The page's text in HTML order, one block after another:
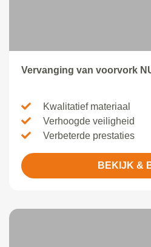
Vervanging van voorvork
Kwalitatief materiaal
Verhoogde veiligheid
Verbeterde prestaties
BEKIJK &